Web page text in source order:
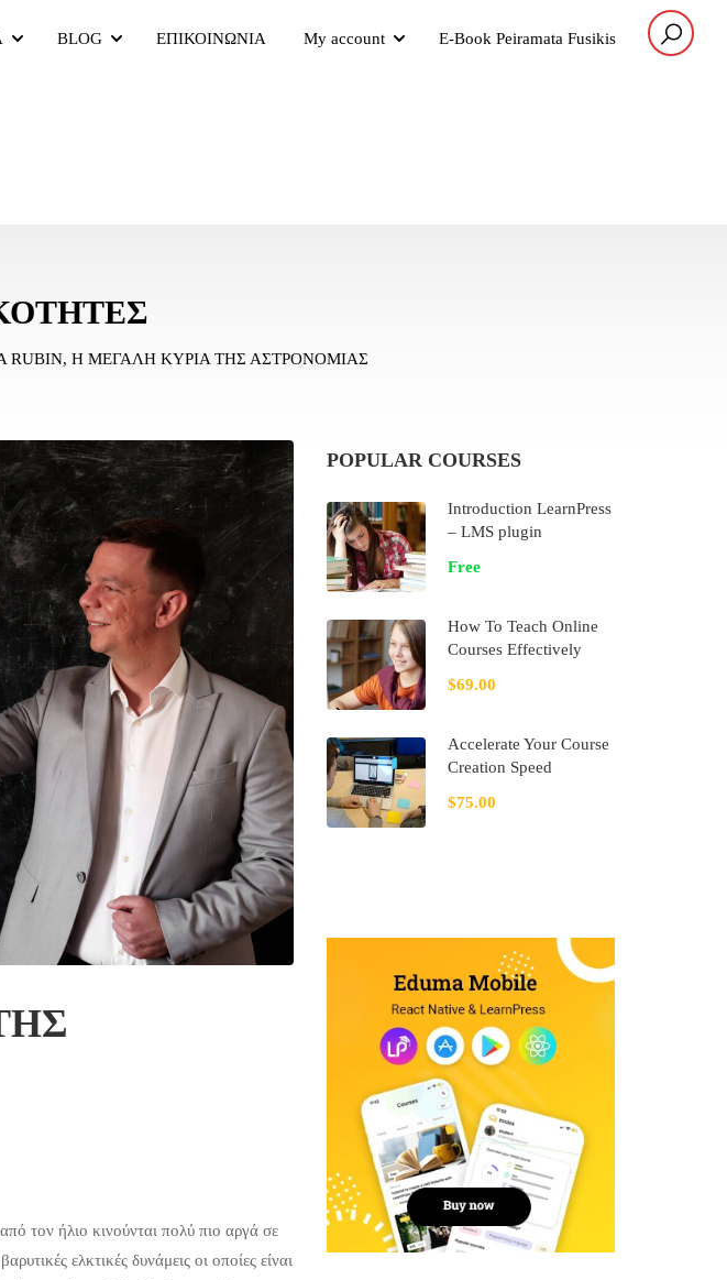
BLOG ΕΠΙΚΟΙΝΩΝΙΑ My account E-Book Peiramata Fusikis
RUBIN, Η ΜΕΓΑΛΗ ΚΥΡΙΑ ΤΗΣ ΑΣΤΡΟΝΟΜΙΑΣ
τον ήλιο κινούνται πολύ πιο αργά σε
ελκτικές δυνάμεις οι οποίες είναι
POPULAR COURSES
Introduction LearnPress
– LMS plugin
Free
How To Teach Online
Courses Effectively
$69.00
Accelerate Your Course
Creation Speed
$75.00